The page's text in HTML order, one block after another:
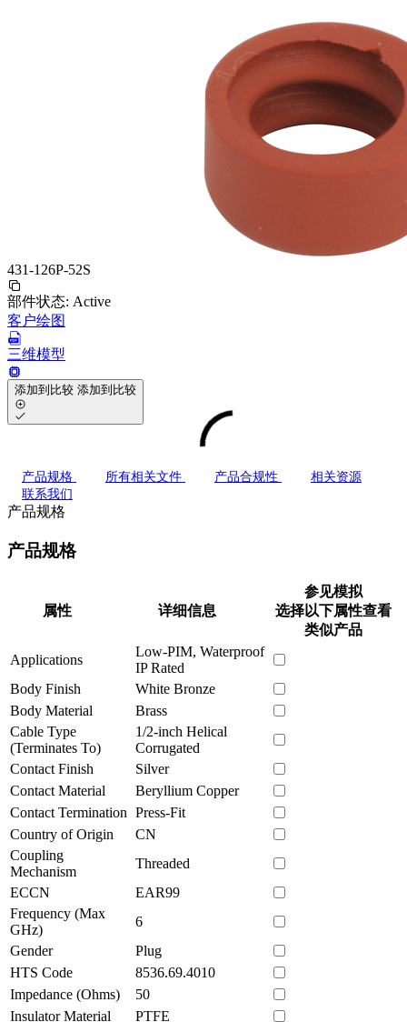
431-126P-52S
部件状态: Active
客户绘图
三维模型
添加到比较 添加到比较
产品规格 所有相关文件 产品合规性
相关资源
联系我们
产品规格
产品规格
属性 详细信息
参见模拟
选择以下属性查看
类似产品
Applications
Low-PIM, Waterproof
IP Rated
Body Finish
White Bronze
Body Material
Brass
Cable Type
(Terminates To)
1/2-inch Helical
Corrugated
Contact Finish
Silver
Contact Material
Beryllium Copper
Contact Termination Press-Fit
Country of Origin
CN
Coupling
Mechanism
Threaded
ECCN
EAR99
Frequency (Max
GHz)
6
Gender
Plug
HTS Code
8536.69.4010
Impedance (Ohms)
50
Insulator Material
PTFE